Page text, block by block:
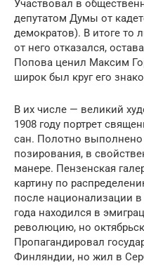
Участвовал в
депутатом Думы от
демократов). В итоге то
от него отказался,
Попова ценил Максим
широк был круг его
В их числе — великий
1908 году портрет
сан. Полотно выполнено
позирования, в
манере. Пензенская
картину по
после национализации
года находился в
революцию, но
Пропагандировал
Финляндии, но жил в